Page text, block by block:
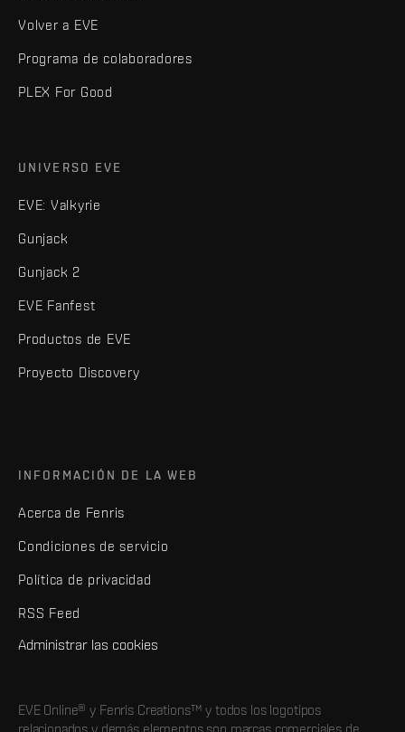
Volver a EVE
Programa de colaboradores
PLEX For Good
UNIVERSO EVE
EVE: Valkyrie
Gunjack
Gunjack 2
EVE Fanfest
Productos de EVE
Proyecto Discovery
INFORMACIÓN DE LA WEB
Acerca de Fenris
Condiciones de servicio
Política de privacidad
RSS Feed
Administrar las cookies
EVE Online® y Fenris Creations™ y todos los logotipos
relacionados y demás elementos son marcas comerciales de